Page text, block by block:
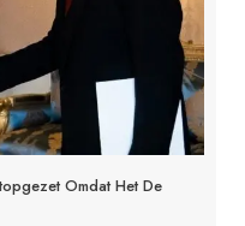
Omdat Het De